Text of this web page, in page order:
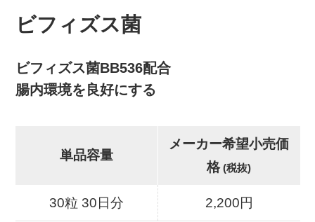
ビフィズス菌
ビフィズス菌BB536配合
腸内環境を良好にする
単品容量
メーカー希望小売価
格(税抜)
30粒 30日分 2,200円